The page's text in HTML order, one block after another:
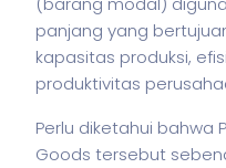
panjang yang
kapasitas produksi,
produktivitas
Perlu diketahui bahwa
Goods tersebut